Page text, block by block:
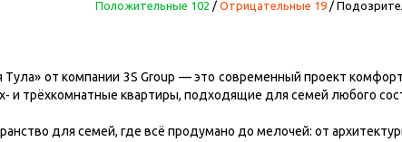
Положительные 102 / Отрицательные 19/
от компании 3S Group — это современный проект
и трёхкомнатные квартиры, подходящие для семей любого
для семей, где всё продумано до мелочей: от